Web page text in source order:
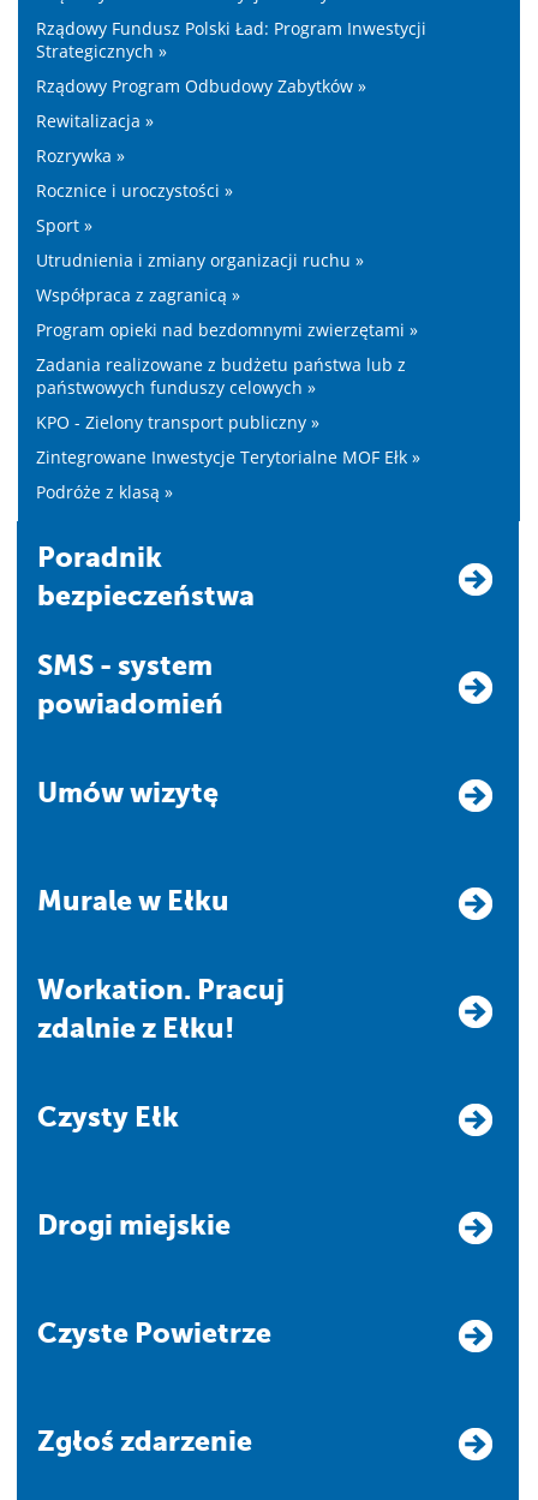
Rządowy Fundusz Polski Ład: Program Inwestycji
Strategicznych »
Rządowy Program Odbudowy Zabytków »
Rewitalizacja »
Rozrywka »
Rocznice i uroczystości »
Sport »
Utrudnienia i zmiany organizacji ruchu »
Współpraca z zagranicą »
Program opieki nad bezdomnymi zwierzętami »
Zadania realizowane z budżetu państwa lub z
państwowych funduszy celowych »
KPO - Zielony transport publiczny »
Zintegrowane Inwestycje Terytorialne MOF Ełk »
Podróże z klasą »
Poradnik
bezpieczeństwa
SMS - system
powiadomień
Umów wizytę
Murale w Ełku
Workation. Pracuj
zdalnie z Ełku!
Czysty Ełk
Drogi miejskie
Czyste Powietrze
Zgłoś zdarzenie